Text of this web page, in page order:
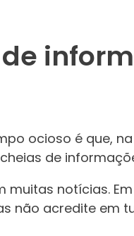
ocioso é que,
de
notícias.
não acredite em